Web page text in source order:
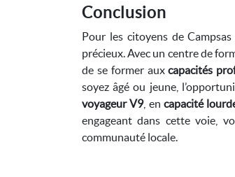
Conclusion
Pour les citoyens de
précieux. Avec un centre de
de se former auxcapacités
soyez âgé ou jeune,
voyageur V9, en capacité
engageant dans cette voie,
communauté locale.